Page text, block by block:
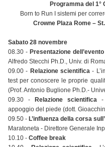
Programma del
Born to Run I sistemi per
Crowne Plaza Rome –
Sabato 28 novembre
08.30 - Presentazione
Alfredo Stecchi Ph.D., Univ. di
09.00 - Relazione scientifica-
test per conoscere le proprie
(Prof. Antonio Buglione Ph.D.-
09.30 -
Relazione scientifica -
appoggio del piede (dott.
09.50 - L’influenza della corsa
Maratoneta - Direttore Generale
10.10 - Coffee break